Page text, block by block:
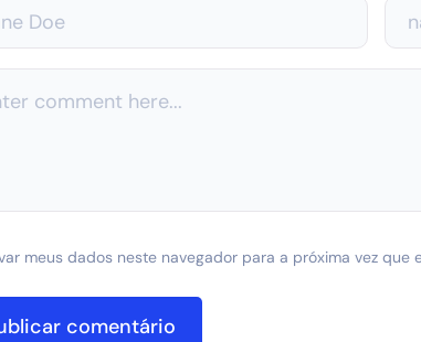
meus dados neste navegador para a próxima vez que